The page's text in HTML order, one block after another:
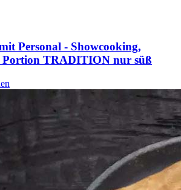
Personal - Showcooking,
Portion TRADITION nur süß